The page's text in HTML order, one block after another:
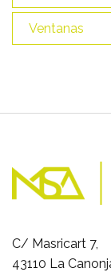
Ventanas
C/ Masricart 7,
43110 La